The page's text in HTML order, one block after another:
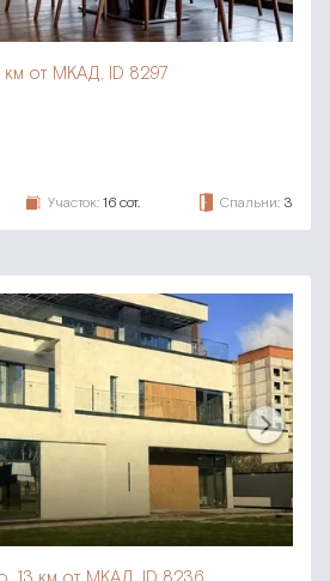
км от МКАД, ID 8297
Участок: 16 сот. Спальни: 3